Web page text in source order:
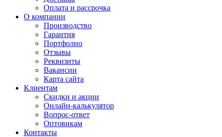
Оплата и рассрочка
О компании
Производство
Гарантия
Портфолио
Отзывы
Реквизиты
Вакансии
Карта сайта
Клиентам
Скидки и акции
Онлайн-калькулятор
Вопрос-ответ
Оптовикам
Контакты